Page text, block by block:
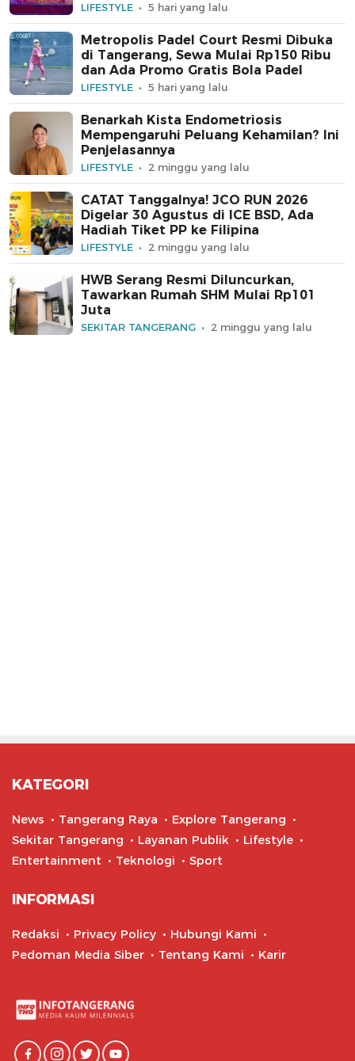
LIFESTYLE 5 hari yang lalu
Metropolis Padel Court Resmi Dibuka
di Tangerang, Sewa Mulai Rp150 Ribu
dan Ada Promo Gratis Bola Padel
LIFESTYLE 5 hari yang lalu
Benarkah Kista Endometriosis
Mempengaruhi Peluang Kehamilan? Ini
Penjelasannya
LIFESTYLE 2 minggu yang lalu
CATAT Tanggalnya! JCO RUN 2026
Digelar 30 Agustus di ICE BSD, Ada
Hadiah Tiket PP ke Filipina
LIFESTYLE 2 minggu yang lalu
HWB Serang Resmi Diluncurkan,
Tawarkan Rumah SHM Mulai Rp101
Juta
SEKITAR TANGERANG 2 minggu yang lalu
KATEGORI
News Tangerang Raya
Explore Tangerang
Sekitar Tangerang
Layanan Publik
Lifestyle
Entertainment
Teknologi Sport
INFORMASI
Redaksi Privacy Policy
Hubungi Kami
Pedoman Media Siber
Tentang Kami Karir